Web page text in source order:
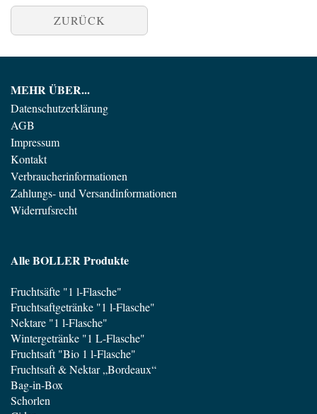
ZURÜCK
MEHR ÜBER...
Datenschutzerklärung
AGB
Impressum
Kontakt
Verbraucherinformationen
Zahlungs- und Versandinformationen
Widerrufsrecht
Alle BOLLER Produkte
Fruchtsäfte "1 l-Flasche"
Fruchtsaftgetränke "1 l-Flasche"
Nektare "1 l-Flasche"
Wintergetränke "1 L-Flasche"
Fruchtsaft "Bio 1 l-Flasche"
Fruchtsaft & Nektar „Bordeaux“
Bag-in-Box
Schorlen